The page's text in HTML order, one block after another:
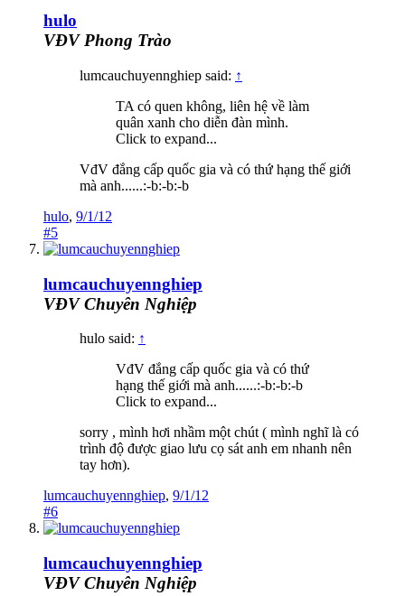
hulo
VĐV Phong Trào
lumcauchuyennghiep said: ↑
TA có quen không, liên hệ về làm
quân xanh cho diễn đàn mình.
Click to expand...
VđV đắng cấp quốc gia và có thứ hạng thế giới
mà anh......:-b:-b:-b
hulo, 9/1/12
#5
lumcauchuyennghiep
VĐV Chuyên Nghiệp
hulo said: ↑
VđV đắng cấp quốc gia và có thứ
hạng thế giới mà anh......:-b:-b:-b
Click to expand...
sorry , mình hơi nhầm một chút ( mình nghĩ là có
trình độ được giao lưu cọ sát anh em nhanh nên
tay hơn).
lumcauchuyennghiep, 9/1/12
#6
lumcauchuyennghiep
VĐV Chuyên Nghiệp